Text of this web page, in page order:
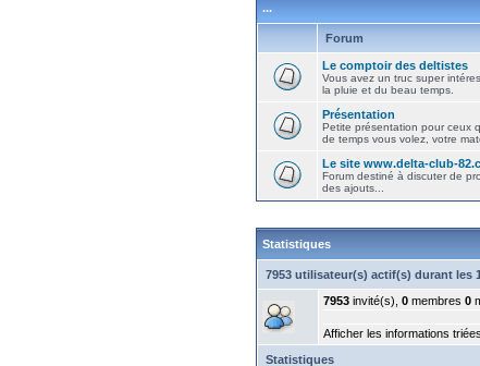
...
Forum
Le comptoir des deltistes
Vous avez un truc super
la pluie et du beau temps.
Présentation
Petite présentation pour ceux
de temps vous volez, votre
Le site www.delta-club-
Forum destiné à discuter de
des ajouts...
Statistiques
7953 utilisateur(s) actif(s) durant les
7953 invité(s), 0 membres 0
Afficher les informations
Statistiques